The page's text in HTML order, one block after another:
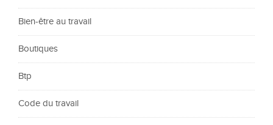
Bien-être au travail
Boutiques
Btp
Code du travail